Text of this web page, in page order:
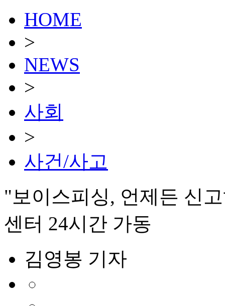
HOME
>
NEWS
>
사회
>
사건/사고
"보이스피싱, 언제든 신
센터 24시간 가동
김영봉 기자